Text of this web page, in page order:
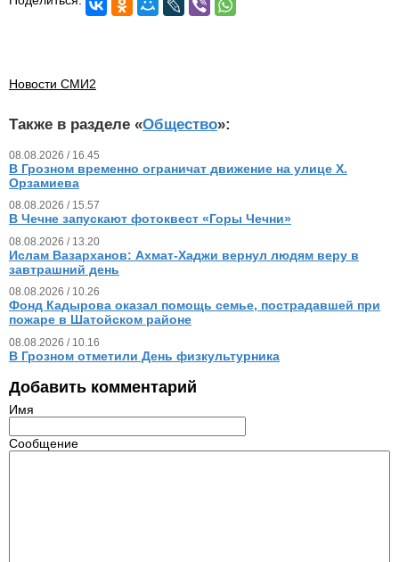
Новости СМИ2
Также в разделе «Общество»:
08.08.2026 / 16.45
В Грозном временно ограничат движение на улице Х.
Орзамиева
08.08.2026 / 15.57
В Чечне запускают фотоквест «Горы Чечни»
08.08.2026 / 13.20
Ислам Вазарханов: Ахмат-Хаджи вернул людям веру в
завтрашний день
08.08.2026 / 10.26
Фонд Кадырова оказал помощь семье, пострадавшей при
пожаре в Шатойском районе
08.08.2026 / 10.16
В Грозном отметили День физкультурника
Добавить комментарий
Имя
Сообщение